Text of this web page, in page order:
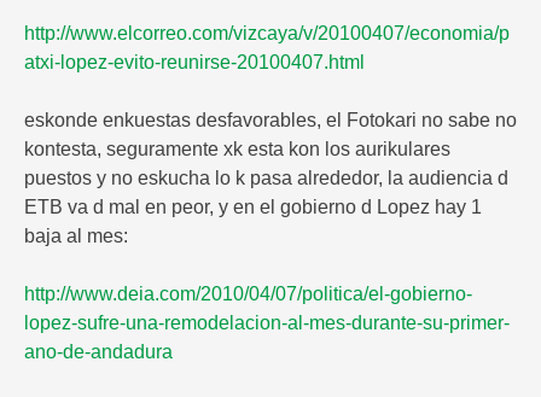
http://www.elcorreo.com/vizcaya/v/20100407/economia/p
atxi-lopez-evito-reunirse-20100407.html
eskonde enkuestas desfavorables, el Fotokari no sabe no
kontesta, seguramente xk esta kon los aurikulares
puestos y no eskucha lo k pasa alrededor, la audiencia d
ETB va d mal en peor, y en el gobierno d Lopez hay 1
baja al mes:
http://www.deia.com/2010/04/07/politica/el-gobierno-
lopez-sufre-una-remodelacion-al-mes-durante-su-primer-
ano-de-andadura